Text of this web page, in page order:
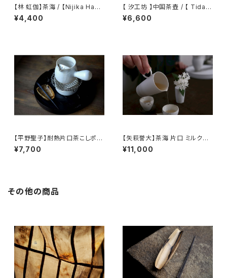
【林 虹伽】茶海 / 【Nijika Haya
shi 】tea pitcher
¥4,400
【 汐工坊 】中国茶壺 / 【 Tidal
Atelier 】Chinese teapot
¥6,600
【平野聖子】耐熱片口茶こしポッ
ト / 【Masako Hirano】Heat-r
esistant spout tea strainer
¥7,700
【矢萩誉大】茶海 片口 ミルクピ
ッチャー / 【Takahiro Yahagi】
Fair cup Katakuchi Milk pit
¥11,000
その他の商品